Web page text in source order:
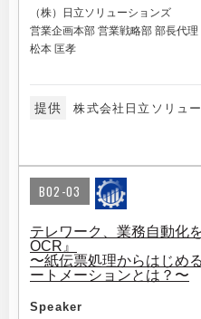
（株）日立ソリューションズ
営業企画本部 営業戦略部 部長代理
松本 匡孝
提供 株式会社日立ソリュ
B02-03
テレワーク、業務自動化
OCR』
〜紙伝票処理からはじめ
ートメーションとは？〜
Speaker